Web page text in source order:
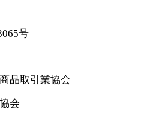
号
品取引業協会
会